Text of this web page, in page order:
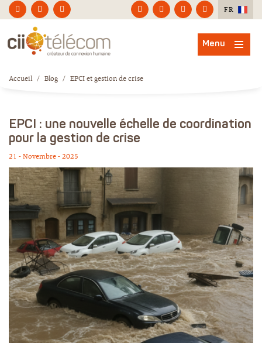
FR
Menu
Accueil / Blog / EPCI et gestion de crise
EPCI : une nouvelle échelle de coordination
pour la gestion de crise
21 - Novembre - 2025